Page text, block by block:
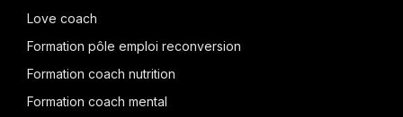
Love coach
Formation pôle emploi reconversion
Formation coach nutrition
Formation coach mental